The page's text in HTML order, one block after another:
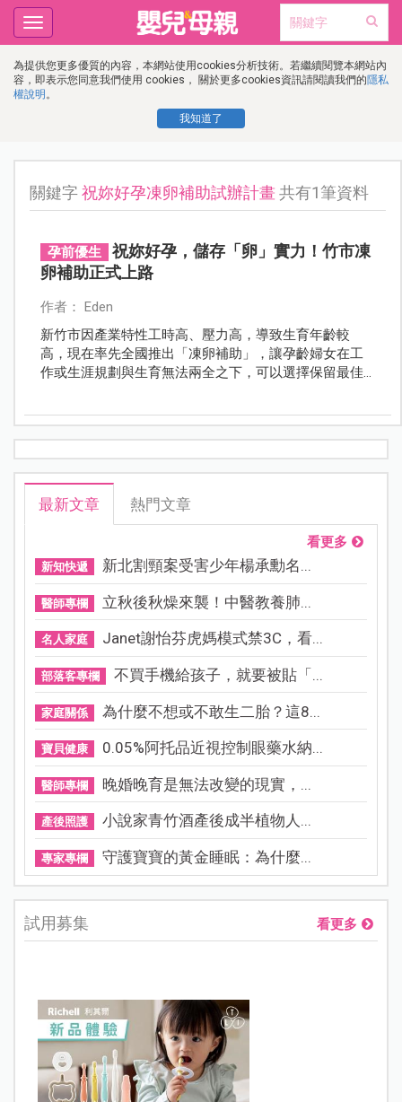
為提供您更多優質的內容，本網站使用cookies分析技術。若繼續閱覽本網站內
容，即表示您同意我們使用 cookies， 關於更多cookies資訊請閱讀我們的隱私
權說明 。
我知道了
Toggle
navigation
關鍵字祝妳好孕凍卵補助試辦計畫 共有1筆資料
孕前優生
祝妳好孕，儲存「卵」實力！竹市凍
卵補助正式上路
作者： Eden
新竹市因產業特性工時高、壓力高，導致生育年齡較
高，現在率先全國推出「凍卵補助」，讓孕齡婦女在工
作或生涯規劃與生育無法兩全之下，可以選擇保留最佳
最新文章 熱門文章
看更多
新知快遞 新北割頸案受害少年楊承勳名...
醫師專欄 立秋後秋燥來襲！中醫教養肺...
名人家庭 Janet謝怡芬虎媽模式禁3C，看...
部落客專欄 不買手機給孩子，就要被貼「...
家庭關係 為什麼不想或不敢生二胎？這8...
寶貝健康 0.05%阿托品近視控制眼藥水納...
醫師專欄 晚婚晚育是無法改變的現實，...
產後照護 小說家青竹酒產後成半植物人...
專家專欄 守護寶寶的黃金睡眠：為什麼...
試用募集 看更多